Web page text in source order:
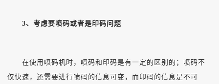
3、考虑要喷码或者是印码问题
在使用喷码机时，喷码和印码是有一定的区别的；喷码不
仅快速，还需要进行喷码的信息可变，而印码的信息是不可